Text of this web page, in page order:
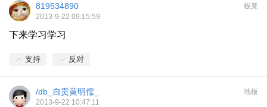
板凳
819534890
2013-9-22 09:15:59
下来学习学习
支持 反对
地板
/db_自贡黄明儒_
2013-9-22 10:47:11